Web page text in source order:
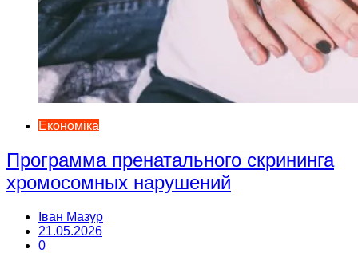
Економіка
Программа пренатального скрининга
хромосомных нарушений
Іван Мазур
21.05.2026
0